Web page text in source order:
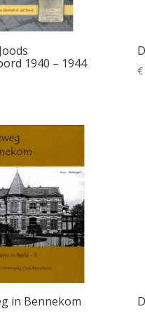
1940 – 1944
€
in Bennekom